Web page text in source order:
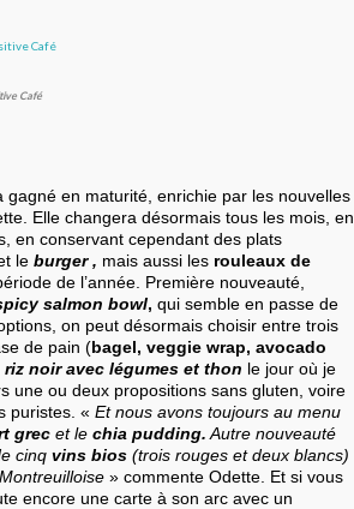
Café
gagné en maturité, enrichie par les nouvelles
Elle changera désormais tous les mois, en
en conservant cependant des plats
le burger , mais aussi les rouleaux de
de l’année. Première nouveauté,
salmon bowl, qui semble en passe de
on peut désormais choisir entre trois
de pain (bagel, veggie wrap, avocado
riz noir avec légumes et thon le jour où je
une ou deux propositions sans gluten, voire
puristes. « Et nous avons toujours au menu
grec et le chia pudding. Autre nouveauté
cinq vins bios (trois rouges et deux blancs)
» commente Odette. Et si vous
encore une carte à son arc avec un